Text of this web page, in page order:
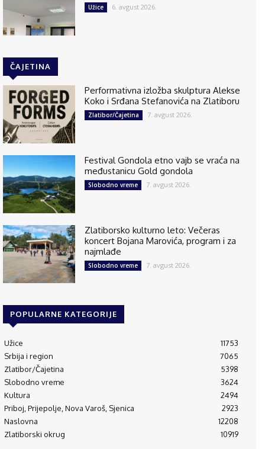
Užice 6. avgust 2026.
ČAJETINA
Performativna izložba skulptura Alekse
Koko i Srđana Stefanovića na Zlatiboru
Zlatibor/Čajetina 7. avgust 2026.
Festival Gondola etno vajb se vraća na
međustanicu Gold gondola
Slobodno vreme 7. avgust 2026.
Zlatiborsko kulturno leto: Večeras
koncert Bojana Marovića, program i za
najmlađe
Slobodno vreme 7. avgust 2026.
POPULARNE KATEGORIJE
Užice
11753
Srbija i region
7065
Zlatibor/Čajetina
5398
Slobodno vreme
3624
Kultura
2494
Priboj, Prijepolje, Nova Varoš, Sjenica
2923
Naslovna
12208
Zlatiborski okrug
10919